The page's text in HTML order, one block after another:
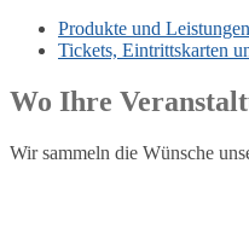
Produkte und
Tickets, Eintrittskarten
Wo Ihre
Wir sammeln die Wünsche